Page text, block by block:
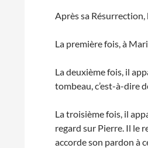
Après sa Résurrection,
La première fois, à
La deuxième fois, il
tombeau, c’est-à-dire
La troisième fois, il
regard sur Pierre. Il le
accorde son pardon à